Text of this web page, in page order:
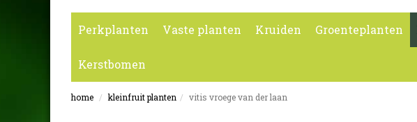
Perkplanten Vaste planten Kruiden Groenteplanten
Kerstbomen
home kleinfruit planten vitis vroege van der laan